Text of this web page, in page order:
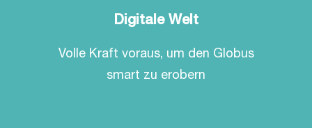
Digitale Welt
Volle Kraft voraus, um den Globus
smart zu erobern